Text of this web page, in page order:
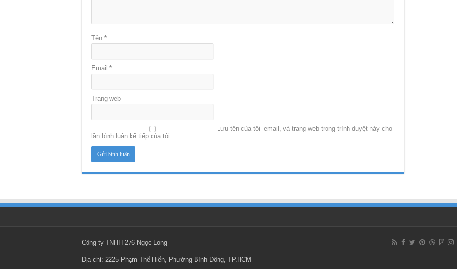
Tên *
Email *
Trang web
Lưu tên của tôi, email, và trang web trong trình duyệt này cho
lần bình luận kế tiếp của tôi.
Công ty TNHH 276 Ngọc Long
Địa chỉ: 2225 Phạm Thế Hiển, Phường Bình Đông, TP.HCM